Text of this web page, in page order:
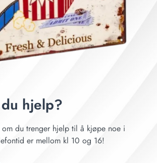
hjelp?
om du trenger hjelp til å kjøpe noe i
er mellom kl 10 og 16!